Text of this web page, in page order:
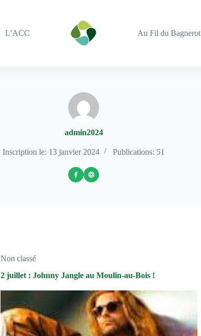
L’ACC Au Fil du Bagnerot
admin2024
Inscription le: 13 janvier 2024 Publications: 51
Non classé
2 juillet : Johnny Jangle au Moulin-au-Bois !